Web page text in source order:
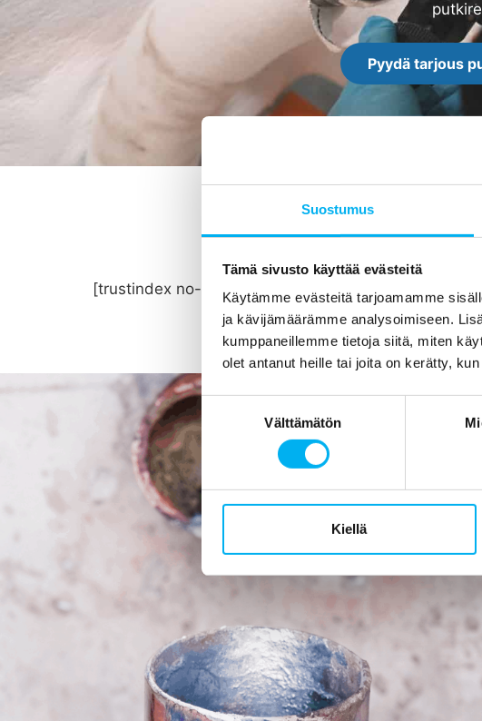
Suostumus
Tämä sivusto käyttää evästeitä
Käytämme evästeitä tarjoamamme
ja kävijämäärämme analysoimiseen.
kumppaneillemme tietoja siitä, miten
olet antanut heille tai joita on kerätty,
valinta
Välttämätön
Kiellä
Pyydä tarjous
[trustindex no-registration=google]